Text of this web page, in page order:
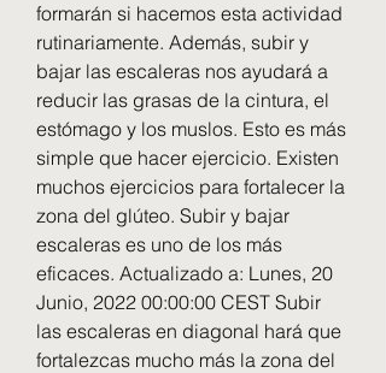
formarán si hacemos esta actividad
rutinariamente. Además, subir y
bajar las escaleras nos ayudará a
reducir las grasas de la cintura, el
estómago y los muslos. Esto es más
simple que hacer ejercicio. Existen
muchos ejercicios para fortalecer la
zona del glúteo. Subir y bajar
escaleras es uno de los más
eficaces. Actualizado a: Lunes, 20
Junio, 2022 00:00:00 CEST Subir
las escaleras en diagonal hará que
fortalezcas mucho más la zona del